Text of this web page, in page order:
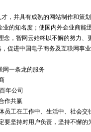
，并具有成熟的网站制作和策
的知名度；使国内外企业商能
念，智网云始终以不懈的努力
促进中国电子商务及互联网事业
网一条龙的服务
年公司
作共赢
工在工作中、生活中、社会交
坚持对用户负责，坚持不懈的